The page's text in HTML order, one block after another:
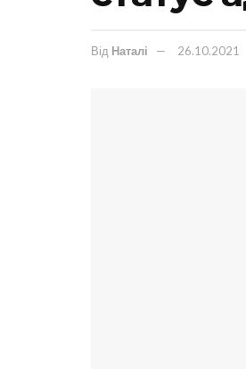
Від Наталі 26.10.2021